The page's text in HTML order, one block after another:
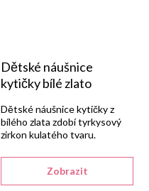
Dětské náušnice
kytičky bílé zlato
Zobrazit
Dětské náušnice kytičky z
bílého zlata zdobí tyrkysový
zirkon kulatého tvaru.
uzávěr.